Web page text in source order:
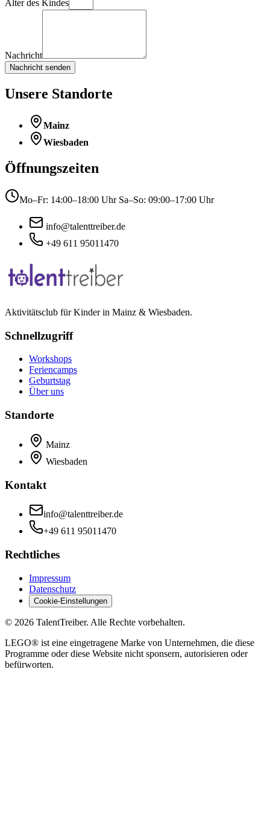
Alter des Kindes
Nachricht
Nachricht senden
Unsere Standorte
Mainz
Wiesbaden
Öffnungszeiten
Mo–Fr: 14:00–18:00 Uhr Sa–So: 09:00–17:00 Uhr
info@talenttreiber.de
+49 611 95011470
Aktivitätsclub für Kinder in Mainz & Wiesbaden.
Schnellzugriff
Workshops
Feriencamps
Geburtstag
Über uns
Standorte
Mainz
Wiesbaden
Kontakt
info@talenttreiber.de
+49 611 95011470
Rechtliches
Impressum
Datenschutz
Cookie-Einstellungen
© 2026 TalentTreiber. Alle Rechte vorbehalten.
LEGO® ist eine eingetragene Marke von Unternehmen, die diese
Programme oder diese Website nicht sponsern, autorisieren oder
befürworten.